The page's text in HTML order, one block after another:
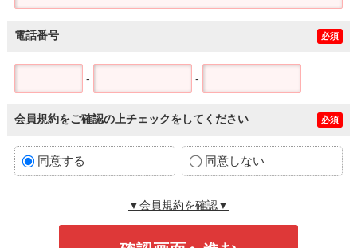
電話番号 必須
- -
会員規約をご確認の上チェックをしてください 必須
同意する 同意しない
▼会員規約を確認▼